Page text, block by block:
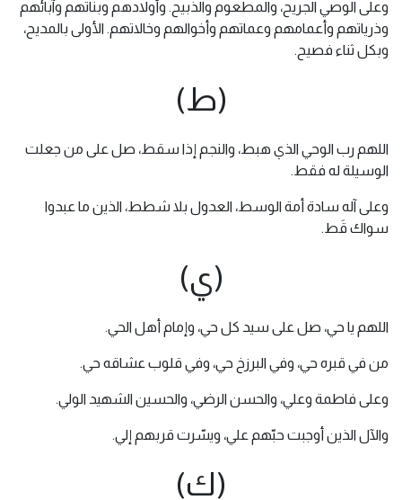
وعلى الوصي الجريح، والمطعوم والذبيح. وأولادهم وبناتهم وآبائهم
وذرياتهم وأعمامهم وعماتهم وأخوالهم وخالاتهم. الأولى بالمديح،
وبكل ثناء فصيح.
(ط)
اللهم رب الوحي الذي هبط، والنجم إذا سقط، صل على من جعلت
الوسيلة له فقط.
وعلى آله سادة أمة الوسط، العدول بلا شطط، الذين ما عبدوا
سواك قَط.
(ي)
اللهم يا حي، صل على سيد كل حي، وإمام أهل الحي.
من في قبره حي، وفي البرزخ حي، وفي قلوب عشاقه حي.
وعلى فاطمة وعلي، والحسن الرضي، والحسين الشهيد الولي.
والآل الذين أوجبت حبّهم علي، ويسّرت قربهم إلي.
(ك)